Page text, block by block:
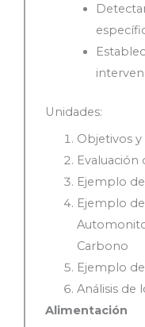
Unidades:
Objetivos
Ejemplo
Ejemplo
Carbono
Ejemplo
Análisis de
Alimentación